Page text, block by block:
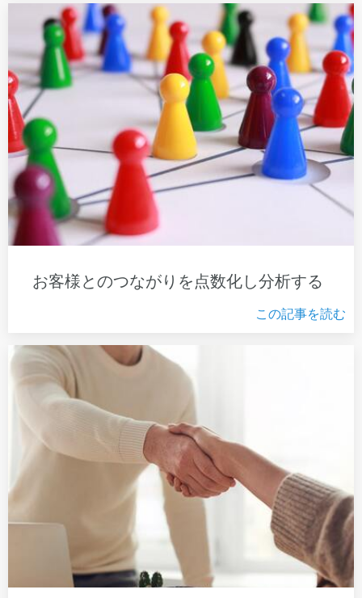
お客様とのつながりを点数化し分析する
この記事を読む